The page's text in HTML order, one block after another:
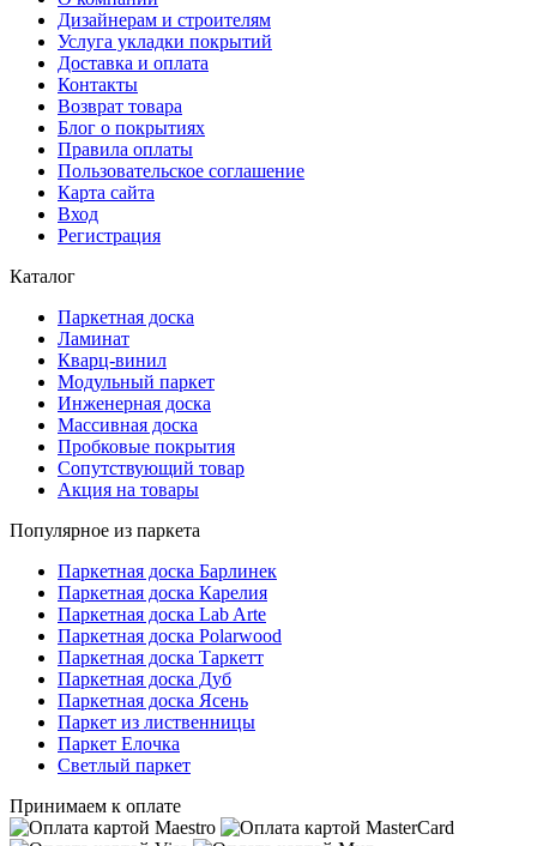
Дизайнерам и строителям
Услуга укладки покрытий
Доставка и оплата
Контакты
Возврат товара
Блог о покрытиях
Правила оплаты
Пользовательское соглашение
Карта сайта
Вход
Регистрация
Каталог
Паркетная доска
Ламинат
Кварц-винил
Модульный паркет
Инженерная доска
Массивная доска
Пробковые покрытия
Сопутствующий товар
Акция на товары
Популярное из паркета
Паркетная доска Барлинек
Паркетная доска Карелия
Паркетная доска Lab Arte
Паркетная доска Polarwood
Паркетная доска Таркетт
Паркетная доска Дуб
Паркетная доска Ясень
Паркет из лиственницы
Паркет Елочка
Светлый паркет
Принимаем к оплате